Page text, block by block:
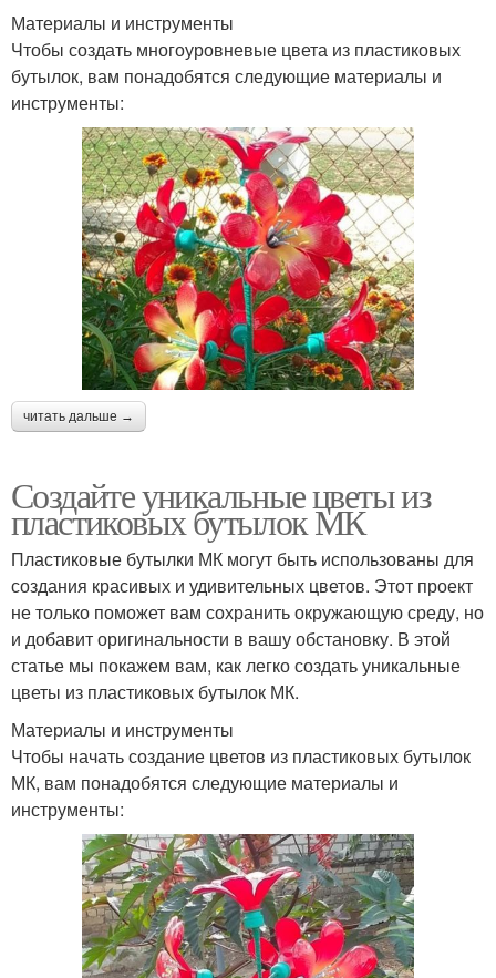
Материалы и инструменты
Чтобы создать многоуровневые цвета из пластиковых
бутылок, вам понадобятся следующие материалы и
инструменты:
читать дальше →
Создайте уникальные цветы из
пластиковых бутылок МК
Пластиковые бутылки МК могут быть использованы для
создания красивых и удивительных цветов. Этот проект
не только поможет вам сохранить окружающую среду, но
и добавит оригинальности в вашу обстановку. В этой
статье мы покажем вам, как легко создать уникальные
цветы из пластиковых бутылок МК.
Материалы и инструменты
Чтобы начать создание цветов из пластиковых бутылок
МК, вам понадобятся следующие материалы и
инструменты: